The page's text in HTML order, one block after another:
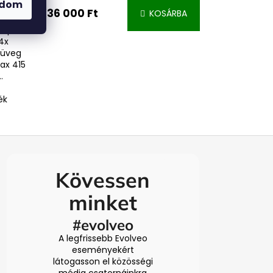
415
36 000 Ft KOSÁRBA
Kövessen
minket
#evolveo
A legfrissebb Evolveo
eseményekért
látogasson el közösségi